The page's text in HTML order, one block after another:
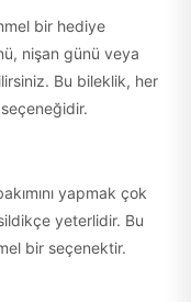
bir hediye
nişan günü veya
Bu bileklik, her
yapmak çok
yeterlidir. Bu
bir seçenektir.